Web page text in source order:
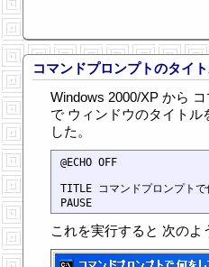
コマンドプロンプトのタイ
Windows 2000/XP から
で ウィンドウのタイト
した。
@ECHO OFF
TITLE コマンドプロンプトで
これを実行すると 次のよ